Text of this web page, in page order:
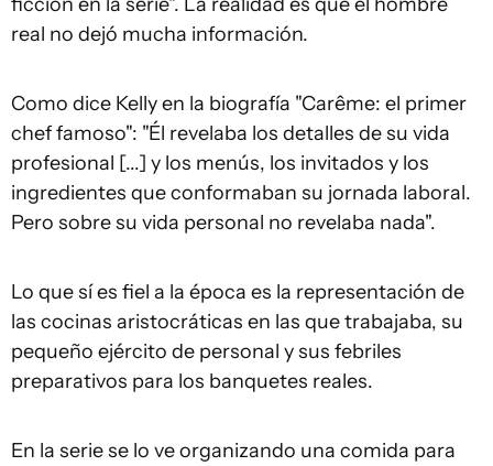
real no dejó mucha información.
Como dice Kelly en la biografía "Carême: el primer
chef famoso": "Él revelaba los detalles de su vida
profesional [...] y los menús, los invitados y los
ingredientes que conformaban su jornada laboral.
Pero sobre su vida personal no revelaba nada".
Lo que sí es fiel a la época es la representación de
las cocinas aristocráticas en las que trabajaba, su
pequeño ejército de personal y sus febriles
preparativos para los banquetes reales.
En la serie se lo ve organizando una comida para